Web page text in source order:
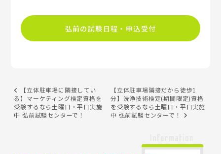
弘前の試験日程・申込受付
【立体駐車場に隣接してい
る】マーケティング検定資格を
受験するなら土曜日・平日実施
中 弘前試験センターで！
【立体駐車場隣接だから徒歩1
分】洗浄技術検定(期間限定)資格
を受験するなら土曜日・平日実施
中 弘前試験センターで！